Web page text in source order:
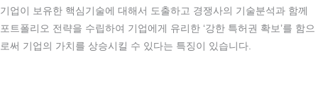
기업이 보유한 핵심기술에 대해서 도출하고 경쟁사의 기술분석과 함께
포트폴리오 전략을 수립하여 기업에게 유리한 ‘강한 특허권 확보’를 함으
로써 기업의 가치를 상승시킬 수 있다는 특징이 있습니다.